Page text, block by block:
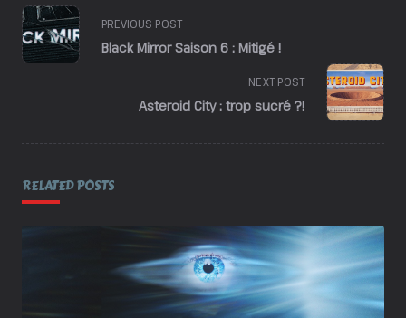
<span
class="nav-
subtitle
PREVIOUS POST
Black Mirror Saison 6 : Mitigé !
NEXT POST
Asteroid City : trop sucré ?!
RELATED POSTS